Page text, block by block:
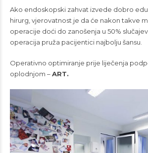
Ako endoskopski zahvat izvede dobro
hirurg, vjerovatnost je da će nakon takve
operacije doći do zanošenja u 50%
operacija pruža pacijentici najbolju šansu.
Operativno optimiranje prije liječenja
oplodnjom –ART.